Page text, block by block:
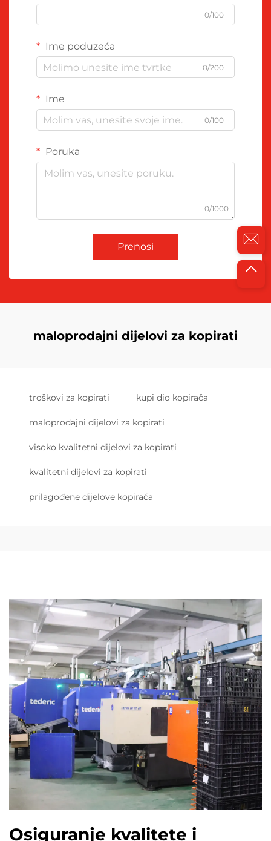
0/100
Ime poduzeća
0/200
Ime
0/100
Poruka
0/1000
Prenosi
maloprodajni dijelovi za kopirati
troškovi za kopirati kupi dio kopirača
maloprodajni dijelovi za kopirati
visoko kvalitetni dijelovi za kopirati
kvalitetni dijelovi za kopirati
prilagođene dijelove kopirača
Osiguranje kvalitete i